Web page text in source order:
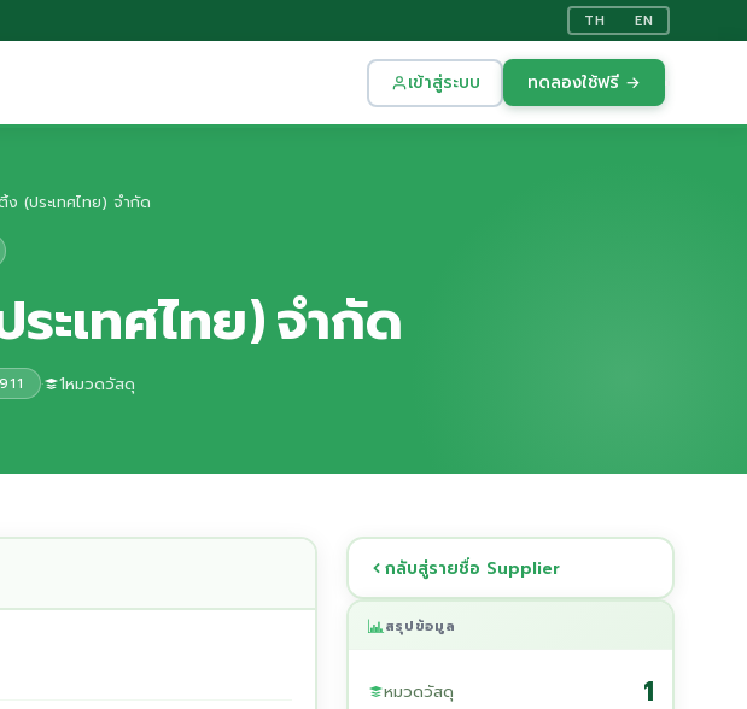
TH EN
เข้าสู่ระบบ ทดลองใช้ฟรี →
(ประเทศไทย) จำกัด
ะเทศไทย) จำกัด
· 1หมวดวัสดุ
กลับสู่รายชื่อ Supplier
สรุปข้อมูล
หมวดวัสดุ 1